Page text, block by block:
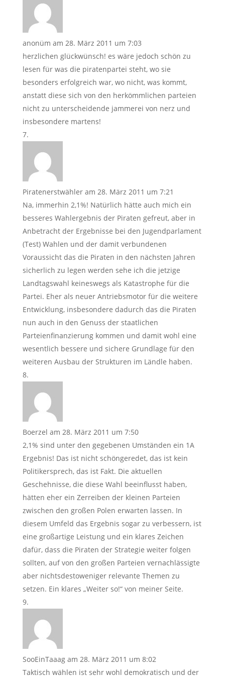
anonüm am 28. März 2011 um 7:03
herzlichen glückwünsch! es wäre jedoch schön zu
lesen für was die piratenpartei steht, wo sie
besonders erfolgreich war, wo nicht, was kommt,
anstatt diese sich von den herkömmlichen parteien
nicht zu unterscheidende jammerei von nerz und
insbesondere martens!
Piratenerstwähler am 28. März 2011 um 7:21
Na, immerhin 2,1%! Natürlich hätte auch mich ein
besseres Wahlergebnis der Piraten gefreut, aber in
Anbetracht der Ergebnisse bei den Jugendparlament
(Test) Wahlen und der damit verbundenen
Voraussicht das die Piraten in den nächsten Jahren
sicherlich zu legen werden sehe ich die jetzige
Landtagswahl keineswegs als Katastrophe für die
Partei. Eher als neuer Antriebsmotor für die weitere
Entwicklung, insbesondere dadurch das die Piraten
nun auch in den Genuss der staatlichen
Parteienfinanzierung kommen und damit wohl eine
wesentlich bessere und sichere Grundlage für den
weiteren Ausbau der Strukturen im Ländle haben.
Boerzel am 28. März 2011 um 7:50
2,1% sind unter den gegebenen Umständen ein 1A
Ergebnis! Das ist nicht schöngeredet, das ist kein
Politikersprech, das ist Fakt. Die aktuellen
Geschehnisse, die diese Wahl beeinflusst haben,
hätten eher ein Zerreiben der kleinen Parteien
zwischen den großen Polen erwarten lassen. In
diesem Umfeld das Ergebnis sogar zu verbessern, ist
eine großartige Leistung und ein klares Zeichen
dafür, dass die Piraten der Strategie weiter folgen
sollten, auf von den großen Parteien vernachlässigte
aber nichtsdestoweniger relevante Themen zu
setzen. Ein klares „Weiter so!“ von meiner Seite.
SooEinTaaag am 28. März 2011 um 8:02
Taktisch wählen ist sehr wohl demokratisch und der